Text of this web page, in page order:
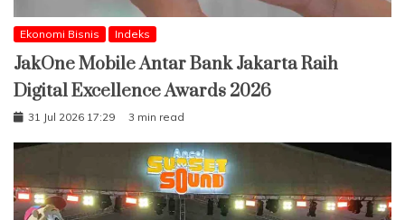
Ekonomi Bisnis Indeks
JakOne Mobile Antar Bank Jakarta Raih
Digital Excellence Awards 2026
31 Jul 2026 17:29 3 min read